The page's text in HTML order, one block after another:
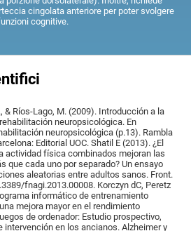
cingolata anteriore per poter svolgere
cognitive.
& Ríos-Lago, M. (2009). Introducción a la
neuropsicológica. En
neuropsicológica (p.13). Rambla
Editorial UOC. Shatil E (2013). ¿El
actividad física combinados mejoran las
que cada uno por separado? Un ensayo
aleatorias entre adultos sanos. Front.
fnagi.2013.00008. Korczyn dC, Peretz
informático de entrenamiento
mejora mayor en el rendimiento
de ordenador: Estudio prospectivo,
intervención en los ancianos. Alzheimer y